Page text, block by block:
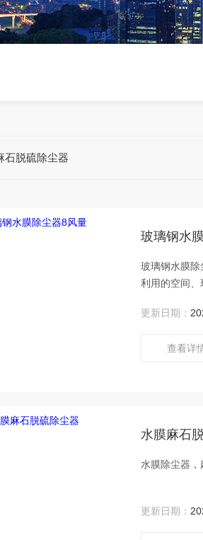
石脱硫除尘器
玻璃钢水
玻璃钢水膜
利用的空间
更新日期：
查看详
水膜麻石
水膜除尘器
更新日期：